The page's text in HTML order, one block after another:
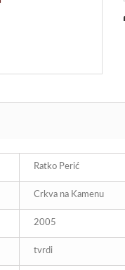
Ratko Perić
Crkva na Kamenu
2005
tvrdi